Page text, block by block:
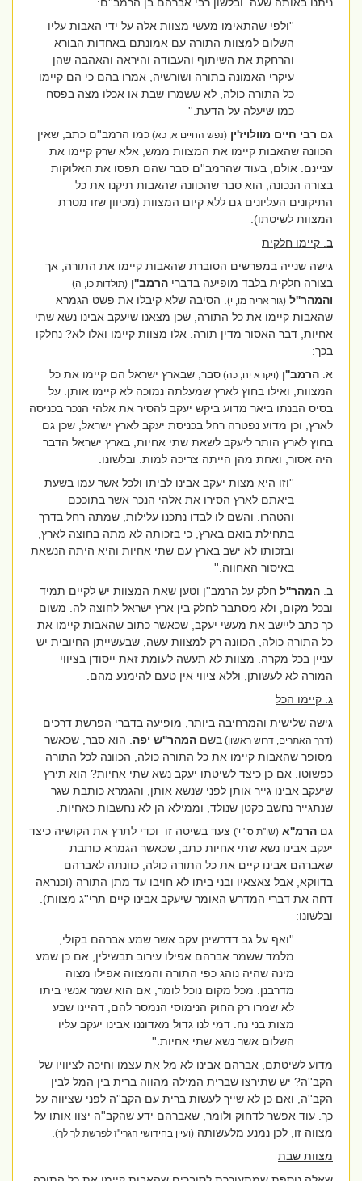
''ולפי שהתאימו מעשי מצוות אלה על ידי האבות עליו
השלום למצוות התורה עם אמונתם באחדות הבורא
והרחקת את השיתוף והעבודה והיראה והאהבה שהן
עיקרי האמונה בתורה ושורשיה, אמרו בהם כי הם קיימו
כל התורה כולה, לא ששמרו שבת או אכלו מצה בפסח
כמו שיעלה על הדעת.''
גםרבי חיים מוולויז'ין (נפש החיים א, כא)כמו הרמב''ם כתב, שאין
הכוונה שהאבות קיימו את המצוות ממש, אלא שרק קיימו את
עניינם. אולם, בעוד שהרמב''ם סבר שהם תפסו את האלוקות
בצורה הנכונה, הוא סבר שהכוונה שהאבות תיקנו את כל
התיקונים העליונים גם ללא קיום המצוות (מכיוון שזו מטרת
המצוות לשיטתו).
ב. קיימו חלקית
גישה שנייה במפרשים הסוברת שהאבות קיימו את התורה, אך
בצורה חלקית בלבד מופיעה בדבריהרמב''ן(תולדות כו, ה)
והמהר''ל (גור אריה מו, י). הסיבה שלא קיבלו את פשט הגמרא
שהאבות קיימו את כל התורה, שכן מצאנו שיעקב אבינו נשא שתי
אחיות, דבר האסור מדין תורה. אלו מצוות קיימו ואלו לא? נחלקו
בכך:
א.הרמב''ן (ויקרא יח, כה)סבר, שבארץ ישראל הם קיימו את כל
המצוות, ואילו בחוץ לארץ שמעלתה נמוכה לא קיימו אותן. על
בסיס הבנתו ביאר מדוע ביקש יעקב להסיר את אלהי הנכר בכניסה
לארץ, וכן מדוע נפטרה רחל בכניסת יעקב לארץ ישראל, שכן גם
בחוץ לארץ הותר ליעקב לשאת שתי אחיות, בארץ ישראל הדבר
היה אסור, ואחת מהן הייתה צריכה למות. ובלשונו:
''וזו היא מצות יעקב אבינו לביתו ולכל אשר עמו בשעת
ביאתם לארץ הסירו את אלהי הנכר אשר בתוככם
והטהרו. והשם לו לבדו נתכנו עלילות, שמתה רחל בדרך
בתחילת בואם בארץ, כי בזכותה לא מתה בחוצה לארץ,
ובזכותו לא ישב בארץ עם שתי אחיות והיא היתה הנשאת
באיסור האחווה.''
המהר''לחלק על הרמב''ן וטען שאת המצוות יש לקיים תמיד
ובכל מקום, ולא מסתבר לחלק בין ארץ ישראל לחוצה לה. משום
כך כתב ליישב את מעשי יעקב, שכאשר כתוב שהאבות קיימו את
כל התורה כולה, הכוונה רק למצוות עשה, שבעשייתן החיובית יש
עניין בכל מקרה. מצוות לא תעשה לעומת זאת ייסודן בציווי
המורה לא לעשותן, וללא ציווי אין טעם להימנע מהם.
ג. קיימו הכל
גישה שלישית והמרחיבה ביותר, מופיעה בדברי הפרשת דרכים
(דרך האתרים, דרוש ראשון)בשםהמהר''ש יפה. הוא סבר, שכאשר
מסופר שהאבות קיימו את כל התורה כולה, הכוונה לכל התורה
כפשוטו. אם כן כיצד לשיטתו יעקב נשא שתי אחיות? הוא תירץ
שיעקב אבינו גייר אותן לפני שנשא אותן, והגמרא כותבת שגר
שנתגייר נחשב כקטן שנולד, וממילא הן לא נחשבות כאחיות.
גםהרמ''א (שו''ת סי' י')צעד בשיטה זו וכדי לתרץ את הקושיה כיצד
יעקב אבינו נשא שתי אחיות כתב, שכאשר הגמרא כותבת
שאברהם אבינו קיים את כל התורה כולה, כוונתה לאברהם
בדווקא, אבל צאצאיו ובני ביתו לא חויבו עד מתן התורה (וכנראה
דחה את דברי המדרש האומר שיעקב אבינו קיים תרי''ג מצוות).
ובלשונו:
''ואף על גב דדרשינן עקב אשר שמע אברהם בקולי,
מלמד ששמר אברהם אפילו עירוב תבשילין, אם כן שמע
מינה שהיה נוהג כפי התורה והמצווה אפילו מצוה
מדרבנן. מכל מקום נוכל לומר, אם הוא שמר אנשי ביתו
לא שמרו רק החוק הנימוסי הנמסר להם, דהיינו שבע
מצות בני נח. דמי לנו גדול מאדוננו אבינו יעקב עליו
השלום אשר נשא שתי אחיות.''
מדוע לשיטתם, אברהם אבינו לא מל את עצמו וחיכה לציוויו של
הקב''ה?יש שתירצו שברית המילה מהווה ברית בין המל לבין
הקב''ה, ואם כן לא שייך לעשות ברית עם הקב''ה לפני שציווה על
כך. עוד אפשר לדחוק ולומר, שאברהם ידע שהקב''ה יצוו אותו על
מצווה זו, לכן נמנע מלעשותה(ועיין בחידושי הגרי''ז לפרשת לך לך).
מצוות שבת